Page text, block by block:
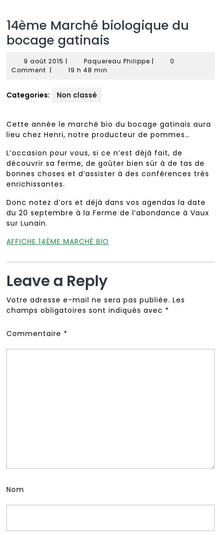
14ème Marché biologique du
bocage gatinais
9 août 2015 9
août
| Paquereau Philippe Paquereau
|
0
Comment | 19 h 48 min
Categories: Non classé
Cette année le marché bio du bocage gatinais aura
lieu chez Henri, notre producteur de pommes…
L’occasion pour vous, si ce n’est déjà fait, de
découvrir sa ferme, de goûter bien sûr à de tas de
bonnes choses et d’assister à des conférences très
enrichissantes.
Donc notez d’ors et déjà dans vos agendas la date
du 20 septembre à la Ferme de l’abondance à Vaux
sur Lunain.
AFFICHE 14ÈME MARCHÉ BIO
Leave a Reply
Votre adresse e-mail ne sera pas publiée. Les
champs obligatoires sont indiqués avec *
Commentaire *
Nom